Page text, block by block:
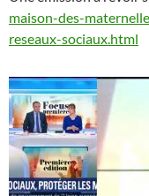
maison-des-
reseaux-sociaux.html